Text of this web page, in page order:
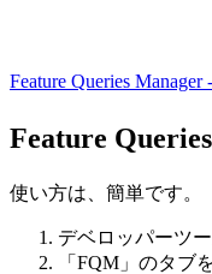
Feature Queries
Feature
使い方は、簡単です。
デベロッパーツー
「FQM」のタブ